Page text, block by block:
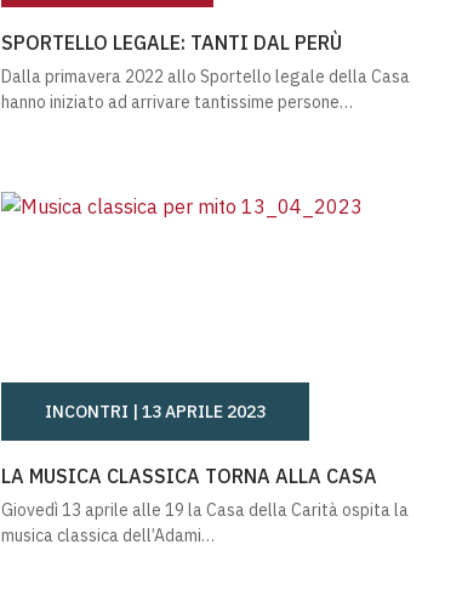
SPORTELLO LEGALE: TANTI DAL PERÙ
Dalla primavera 2022 allo Sportello legale della Casa
hanno iniziato ad arrivare tantissime persone…
INCONTRI | 13 APRILE 2023
LA MUSICA CLASSICA TORNA ALLA CASA
Giovedì 13 aprile alle 19 la Casa della Carità ospita la
musica classica dell’Adami…